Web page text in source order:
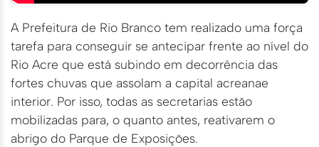
A Prefeitura de Rio Branco tem realizado uma força
tarefa para conseguir se antecipar frente ao nível do
Rio Acre que está subindo em decorrência das
fortes chuvas que assolam a capital acreanae
interior. Por isso, todas as secretarias estão
mobilizadas para, o quanto antes, reativarem o
abrigo do Parque de Exposições.